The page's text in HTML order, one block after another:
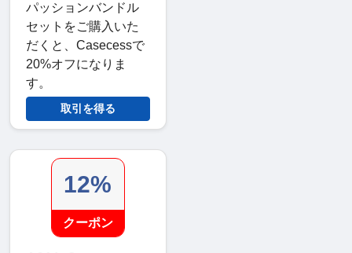
パッションバンドル
セットをご購入いた
だくと、Casecessで
20%オフになりま
す。
取引を得る
12%
クーポン